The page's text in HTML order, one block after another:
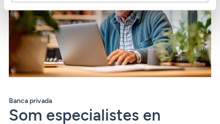
Banca privada
Som especialistes en